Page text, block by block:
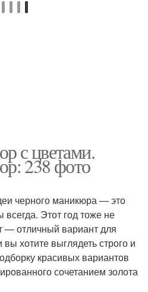
с цветами.
238 фото
черного маникюра — это
всегда. Этот год тоже не
— отличный вариант для
хотите выглядеть строго и
красивых вариантов
сочетанием золота